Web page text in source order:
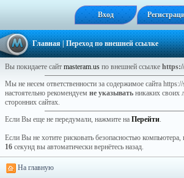
Вход
Главная| Переход по внешней ссылке
Вы покидаете сайт masteram.us по внешней ссылке
Мы не несем ответственности за содержимое сайта
настоятельно рекомендуем не указывать никаких своих
сторонних сайтах.
Если Вы еще не передумали, нажмите на Перейти.
Если Вы не хотите рисковать безопасностью компьютера,
16 секунд вы автоматически вернётесь назад.
На главную